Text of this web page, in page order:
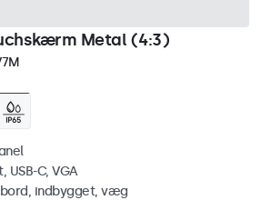
Metal (4:3)
USB-C, VGA
indbygget, væg